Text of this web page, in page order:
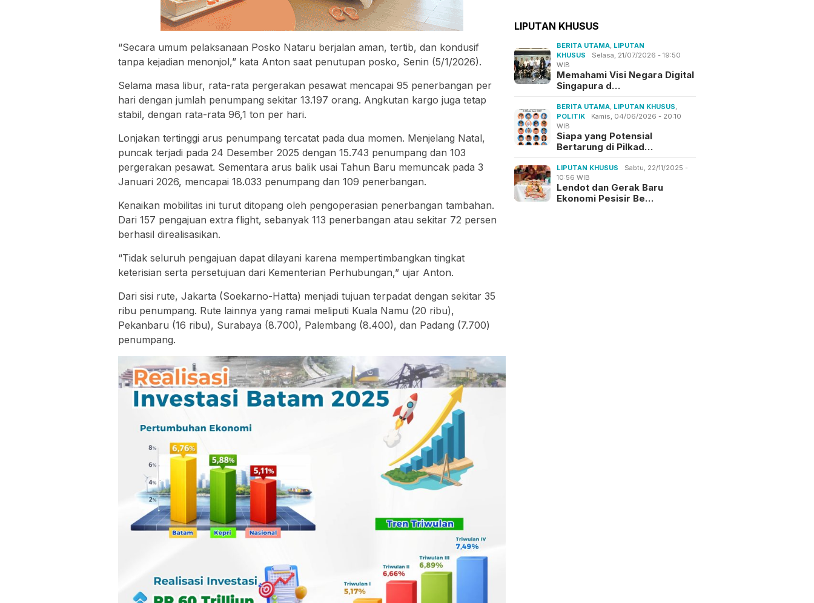
“Secara umum pelaksanaan Posko Nataru berjalan aman, tertib, dan kondusif
tanpa kejadian menonjol,” kata Anton saat penutupan posko, Senin (5/1/2026).
Selama masa libur, rata-rata pergerakan pesawat mencapai 95 penerbangan per
hari dengan jumlah penumpang sekitar 13.197 orang. Angkutan kargo juga tetap
stabil, dengan rata-rata 96,1 ton per hari.
Lonjakan tertinggi arus penumpang tercatat pada dua momen. Menjelang Natal,
puncak terjadi pada 24 Desember 2025 dengan 15.743 penumpang dan 103
pergerakan pesawat. Sementara arus balik usai Tahun Baru memuncak pada 3
Januari 2026, mencapai 18.033 penumpang dan 109 penerbangan.
Kenaikan mobilitas ini turut ditopang oleh pengoperasian penerbangan tambahan.
Dari 157 pengajuan extra flight, sebanyak 113 penerbangan atau sekitar 72 persen
berhasil direalisasikan.
“Tidak seluruh pengajuan dapat dilayani karena mempertimbangkan tingkat
keterisian serta persetujuan dari Kementerian Perhubungan,” ujar Anton.
Dari sisi rute, Jakarta (Soekarno-Hatta) menjadi tujuan terpadat dengan sekitar 35
ribu penumpang. Rute lainnya yang ramai meliputi Kuala Namu (20 ribu),
Pekanbaru (16 ribu), Surabaya (8.700), Palembang (8.400), dan Padang (7.700)
penumpang.
LIPUTAN KHUSUS
BERITA UTAMA, LIPUTAN
KHUSUS
Selasa, 21/07/2026 - 19:50
WIB
Memahami Visi Negara Digital
Singapura d…
BERITA UTAMA, LIPUTAN KHUSUS,
POLITIK
Kamis, 04/06/2026 - 20:10
WIB
Siapa yang Potensial
Bertarung di Pilkad…
LIPUTAN KHUSUS
Sabtu, 22/11/2025 -
10:56 WIB
Lendot dan Gerak Baru
Ekonomi Pesisir Be…